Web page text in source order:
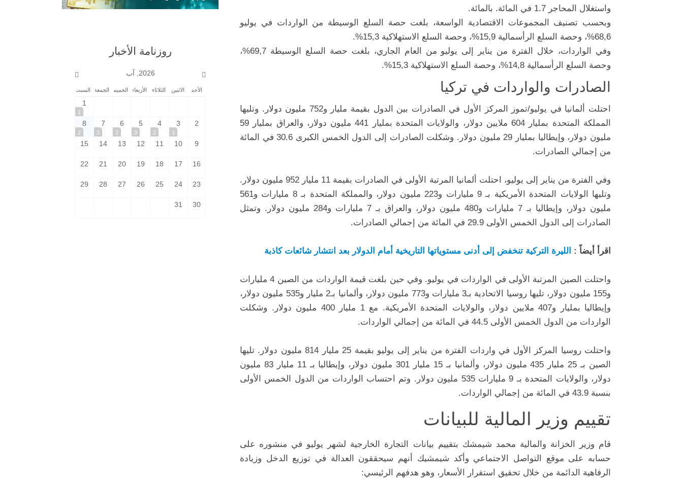
واستغلال المحاجر 1.7 في المائة. بالمائة.
وبحسب تصنيف المجموعات الاقتصادية الواسعة، بلغت حصة السلع الوسيطة من الواردات في يوليو
68,6%، وحصة السلع الرأسمالية 15,9%، وحصة السلع الاستهلاكية 15,3%.
وفي الواردات، خلال الفترة من يناير إلى يوليو من العام الجاري، بلغت حصة السلع الوسيطة 69,7%،
وحصة السلع الرأسمالية 14,8%، وحصة السلع الاستهلاكية 15,3%.
الصادرات والواردات في تركيا
احتلت ألمانيا في يوليو/تموز المركز الأول في الصادرات بين الدول بقيمة مليار و752 مليون دولار. وتليها
المملكة المتحدة بمليار 604 ملايين دولار، والولايات المتحدة بمليار 441 مليون دولار، والعراق بمليار 59
مليون دولار، وإيطاليا بمليار 29 مليون دولار. وشكلت الصادرات إلى الدول الخمس الكبرى 30.6 في المائة
من إجمالي الصادرات.
وفي الفترة من يناير إلى يوليو، احتلت ألمانيا المرتبة الأولى في الصادرات بقيمة 11 مليار 952 مليون دولار.
وتليها الولايات المتحدة الأمريكية بـ 9 مليارات و223 مليون دولار، والمملكة المتحدة بـ 8 مليارات و561
مليون دولار، وإيطاليا بـ 7 مليارات و480 مليون دولار، والعراق بـ 7 مليارات و284 مليون دولار. وتمثل
الصادرات إلى الدول الخمس الأولى 29.9 في المائة من إجمالي الصادرات.
اقرأ أيضاً : الليرة التركية تنخفض إلى أدنى مستوياتها التاريخية أمام الدولار بعد انتشار شائعات كاذبة
واحتلت الصين المرتبة الأولى في الواردات في يوليو. وفي حين بلغت قيمة الواردات من الصين 4 مليارات
و155 مليون دولار، تليها روسيا الاتحادية بـ3 مليارات و773 مليون دولار، وألمانيا بـ2 مليار و535 مليون دولار،
وإيطاليا بمليار و407 ملايين دولار، والولايات المتحدة الأمريكية. مع 1 مليار 400 مليون دولار. وشكلت
الواردات من الدول الخمس الأولى 44.5 في المائة من إجمالي الواردات.
واحتلت روسيا المركز الأول في واردات الفترة من يناير إلى يوليو بقيمة 25 مليار 814 مليون دولار. تليها
الصين بـ 25 مليار 435 مليون دولار، وألمانيا بـ 15 مليار 301 مليون دولار، وإيطاليا بـ 11 مليار 83 مليون
دولار، والولايات المتحدة بـ 9 مليارات 535 مليون دولار. وتم احتساب الواردات من الدول الخمس الأولى
بنسبة 43.9 في المائة من إجمالي الواردات.
تقييم وزير المالية للبيانات
قام وزير الخزانة والمالية محمد شيمشك بتقييم بيانات التجارة الخارجية لشهر يوليو في منشوره على
حسابه على موقع التواصل الاجتماعي وأكد شيمشيك أنهم سيحققون العدالة في توزيع الدخل وزيادة
الرفاهية الدائمة من خلال تحقيق استقرار الأسعار، وهو هدفهم الرئيسي:
روزنامة الأخبار
2026, آب
الأحد الاثنين الثلاثاء الأربعاء الخميس الجمعة السبت
1
1
2
3
1
4
2
5
3
6
2
7
3
8
2
9
10
11
12
13
14
15
16
17
18
19
20
21
22
23
24
25
26
27
28
29
30
31